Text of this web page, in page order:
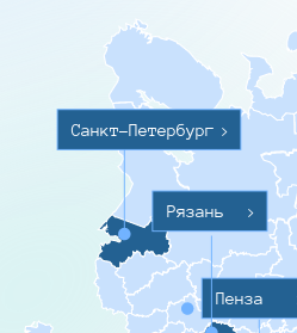
Санкт-Петербург >
Пенза
Рязань >